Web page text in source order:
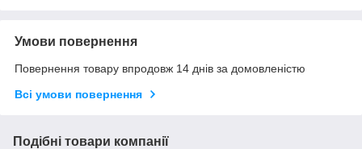
Умови повернення
Повернення товару впродовж 14 днів за домовленістю
Всі умови повернення
Подібні товари компанії